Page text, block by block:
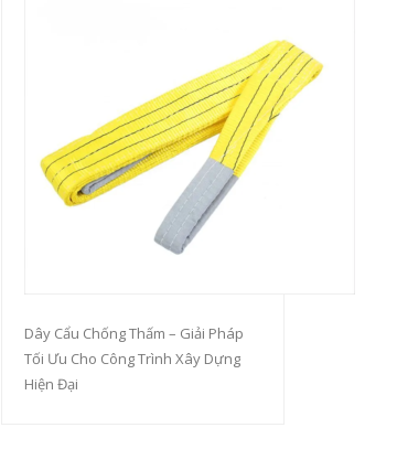
Dây Cẩu Chống Thấm – Giải Pháp
Tối Ưu Cho Công Trình Xây Dựng
Hiện Đại